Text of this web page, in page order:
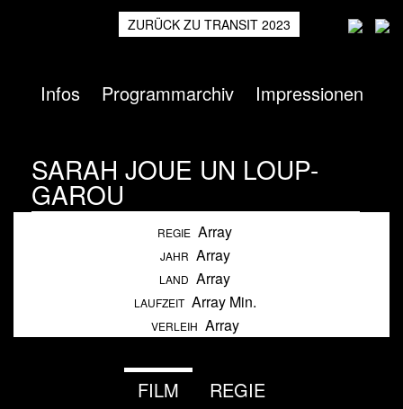
ZURÜCK ZU TRANSIT 2023
Infos Programmarchiv Impressionen
SARAH JOUE UN LOUP-
GAROU
REGIE Array
JAHR Array
LAND Array
LAUFZEIT Array Min.
VERLEIH Array
FILM REGIE